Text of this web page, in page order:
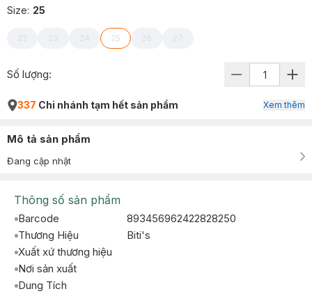
Size: 25
22 23 24 25 26 27
Số lượng:
337 Chi nhánh tạm hết sản phẩm Xem thêm
Mô tả sản phẩm
Đang cập nhật
Thông số sản phẩm
Barcode
893456962422828250
Thương Hiệu
Biti's
Xuất xứ thương hiệu
Nơi sản xuất
Dung Tích